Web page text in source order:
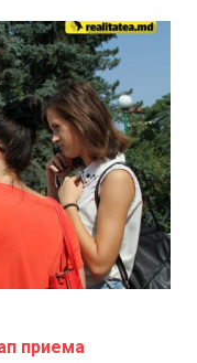
как онлайн,
приема